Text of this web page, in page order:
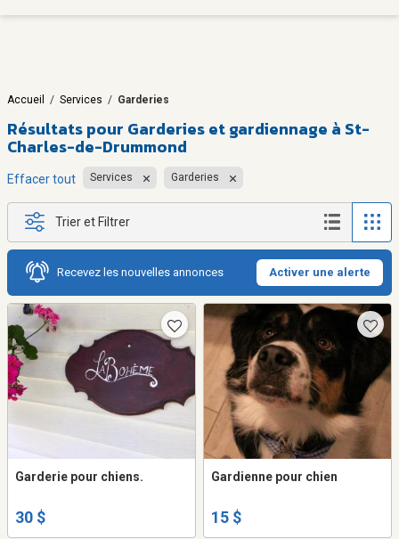
Accueil / Services / Garderies
Résultats pour Garderies et gardiennage à St-
Charles-de-Drummond
Effacer tout Services Garderies
Trier et Filtrer
Recevez les nouvelles annonces Activer une alerte
Garderie pour chiens.
30 $
Gardienne pour chien
15 $